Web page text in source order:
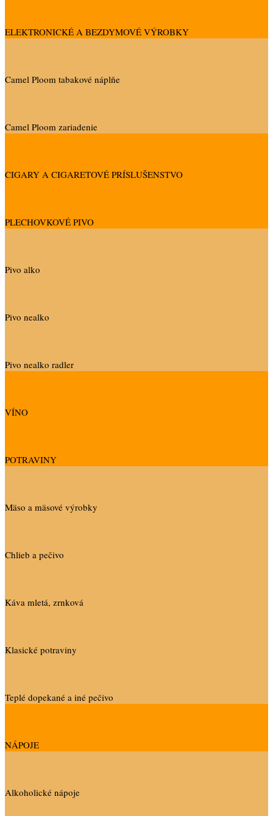
ELEKTRONICKÉ A BEZDYMOVÉ VÝROBKY
Camel Ploom tabakové náplňe
Camel Ploom zariadenie
CIGARY A CIGARETOVÉ PRÍSLUŠENSTVO
PLECHOVKOVÉ PIVO
Pivo alko
Pivo nealko
Pivo nealko radler
VÍNO
POTRAVINY
Mäso a mäsové výrobky
Chlieb a pečivo
Káva mletá, zrnková
Klasické potraviny
Teplé dopekané a iné pečivo
NÁPOJE
Alkoholické nápoje